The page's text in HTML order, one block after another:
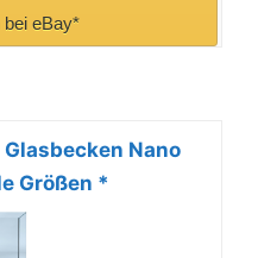
bei eBay*
Nano
Größen *